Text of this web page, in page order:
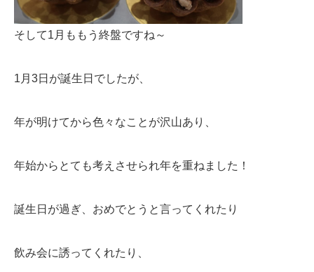
そして1月ももう終盤ですね～
1月3日が誕生日でしたが、
年が明けてから色々なことが沢山あり、
年始からとても考えさせられ年を重ねました！
誕生日が過ぎ、おめでとうと言ってくれたり
飲み会に誘ってくれたり、